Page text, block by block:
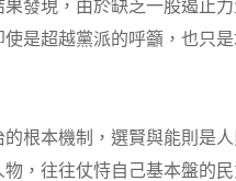
發現，由於缺乏一股遏止
是超越黨派的呼籲，也只
根本機制，選賢與能則是
，往往仗恃自己基本盤的